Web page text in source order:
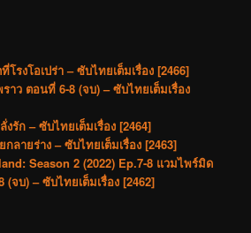
โรงโอเปร่า – ซับไทยเต็มเรื่อง [2466]
าว ตอนที่ 6-8 (จบ) – ซับไทยเต็มเรื่อง
รัก – ซับไทยเต็มเรื่อง [2464]
ลายร่าง – ซับไทยเต็มเรื่อง [2463]
Season 2 (2022) Ep.7-8 แวมไพร์มิด
จบ) – ซับไทยเต็มเรื่อง [2462]